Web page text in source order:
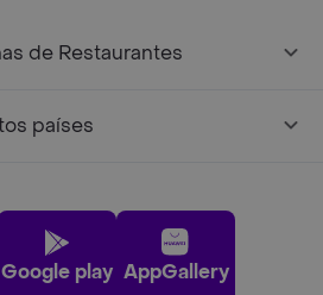
de Restaurantes
países
Google play AppGallery